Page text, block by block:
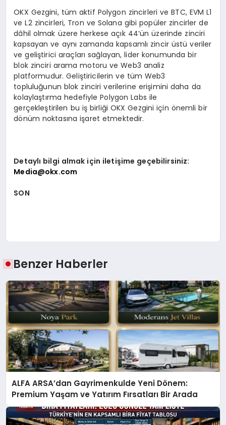
OKX Gezgini, tüm aktif Polygon zincirleri ve BTC, EVM L1
ve L2 zincirleri, Tron ve Solana gibi popüler zincirler de
dâhil olmak üzere herkese açık 44’ün üzerinde zinciri
kapsayan ve aynı zamanda kapsamlı zincir üstü veriler
ve geliştirici araçları sağlayan, lider konumunda bir
blok zinciri arama motoru ve Web3 analiz
platformudur. Geliştiricilerin ve tüm Web3
topluluğunun blok zinciri verilerine erişimini daha da
kolaylaştırma hedefiyle Polygon Labs ile
gerçekleştirilen bu iş birliği OKX Gezgini için önemli bir
dönüm noktasına işaret etmektedir.
Detaylı bilgi almak için iletişime geçebilirsiniz:
Media@okx.com
SON
Benzer Haberler
ALFA ARSA’dan Gayrimenkulde Yeni Dönem:
Premium Yaşam ve Yatırım Fırsatları Bir Arada